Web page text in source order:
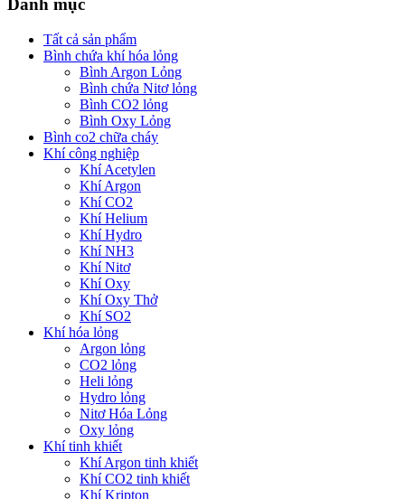
Danh mục
Tất cả sản phẩm
Bình chứa khí hóa lỏng
Bình Argon Lỏng
Bình chứa Nitơ lỏng
Bình CO2 lỏng
Bình Oxy Lỏng
Bình co2 chữa cháy
Khí công nghiệp
Khí Acetylen
Khí Argon
Khí CO2
Khí Helium
Khí Hydro
Khí NH3
Khí Nitơ
Khí Oxy
Khí Oxy Thở
Khí SO2
Khí hóa lỏng
Argon lỏng
CO2 lỏng
Heli lỏng
Hydro lỏng
Nitơ Hóa Lỏng
Oxy lỏng
Khí tinh khiết
Khí Argon tinh khiết
Khí CO2 tinh khiết
Khí Kripton